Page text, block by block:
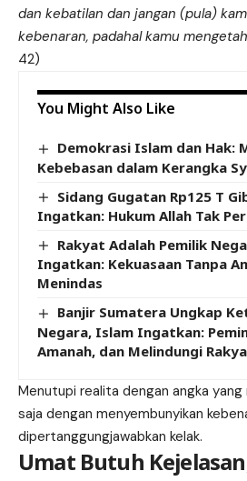
dan kebatilan dan jangan (pula)
kebenaran, padahal kamu
42)
You Might Also Like
Demokrasi Islam dan Hak:
Kebebasan dalam Kerangka
Sidang Gugatan Rp125 T
Ingatkan: Hukum Allah Tak
Rakyat Adalah Pemilik
Ingatkan: Kekuasaan Tanpa
Menindas
Banjir Sumatera Ungkap
Negara, Islam Ingatkan:
Amanah, dan Melindungi
Menutupi realita dengan angka
saja dengan menyembunyikan
dipertanggungjawabkan kelak.
Umat Butuh